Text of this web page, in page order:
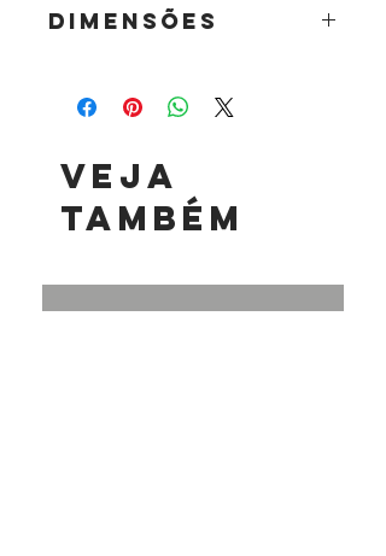
DIMENSÕES
Veja
também